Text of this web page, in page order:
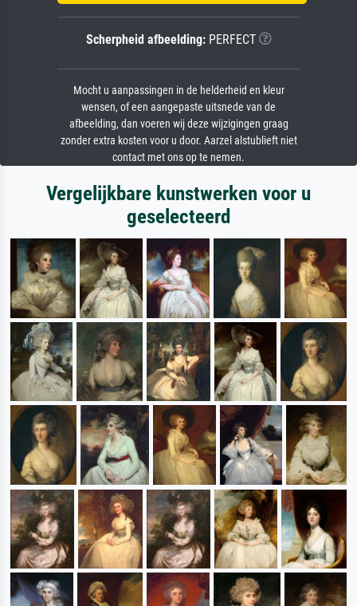
Scherpheid afbeelding:PERFECT
Mocht u aanpassingen in de helderheid en kleur
wensen, of een aangepaste uitsnede van de
afbeelding, dan voeren wij deze wijzigingen graag
zonder extra kosten voor u door. Aarzel alstublieft niet
contact met ons op te nemen.
Vergelijkbare kunstwerken voor u
geselecteerd